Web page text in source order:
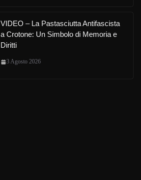
VIDEO – La Pastasciutta Antifascista
a Crotone: Un Simbolo di Memoria e
Diritti
3 Agosto 2026